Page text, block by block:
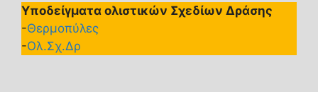
Υποδείγματα ολιστικών Σχεδίων Δράσης
-Θερμοπύλες
-Ολ.Σχ.Δρ